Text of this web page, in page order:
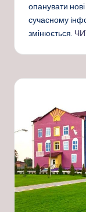
опанувати нові
сучасному
змінюється.